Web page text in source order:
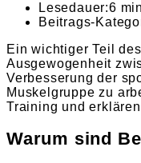
Lesedauer:6
Beitrags-
Ein wichtiger Teil
Ausgewogenheit
Verbesserung der
Muskelgruppe zu
Training und
Warum sind